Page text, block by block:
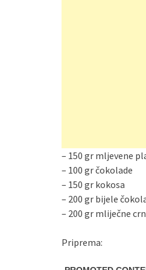
– 150 gr mljevene
– 100 gr čokolade
– 150 gr kokosa
– 200 gr bijele
– 200 gr mliječne
Priprema: